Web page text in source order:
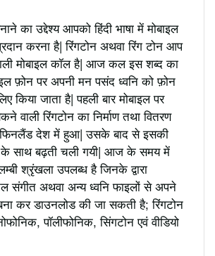
का उद्देश्य आपको हिंदी भाषा में मोबाइल
करना है| रिंगटोन अथवा रिंग टोन आप
मोबाइल कॉल है| आज कल इस शब्द का
फ़ोन पर अपनी मन पसंद ध्वनि को फ़ोन
जाता है| पहली बार मोबाइल पर
वाली रिंगटोन का निर्माण तथा वितरण
देश में हुआ| उसके बाद से इसकी
के साथ बढ़ती चली गयी| आज के समय में
श्रृंखला उपलब्ध है जिनके द्वारा
संगीत अथवा अन्य ध्वनि फाइलों से अपने
कर डाउनलोड की जा सकती है; रिंगटोन
पॉलीफोनिक, सिंगटोन एवं वीडियो